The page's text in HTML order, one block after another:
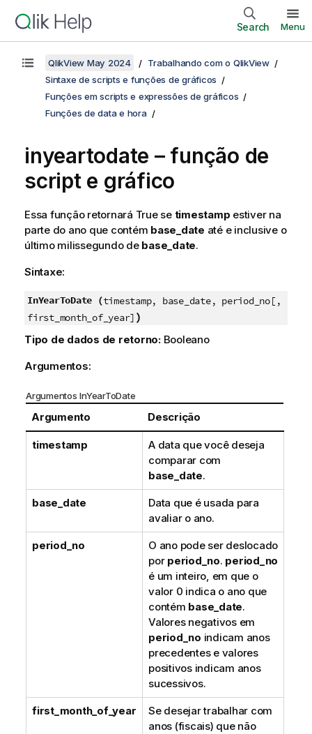
Search Menu
QlikView May 2024
Trabalhando com o QlikView
Sintaxe de scripts e funções de gráficos
Funções em scripts e expressões de gráficos
Funções de data e hora
inyeartodate – função de
script e gráfico
Essa função retornará Truese timestamp estiver na
parte do ano que contém base_date até e inclusive o
último milissegundo de base_date.
Sintaxe:
InYearToDate (timestamp, base_date, period_no[,
first_month_of_year] )
Tipo de dados de retorno:Booleano
Argumentos:
Argumentos InYearToDate
Argumento Descrição
timestamp
A data que você deseja
comparar com
base_date.
base_date
Data que é usada para
avaliar o ano.
period_no
O ano pode ser deslocado
por period_no. period_no
é um inteiro, em que o
valor 0 indica o ano que
contém base_date.
Valores negativos em
period_no indicam anos
precedentes e valores
positivos indicam anos
sucessivos.
first_month_of_year
Se desejar trabalhar com
anos (fiscais) que não